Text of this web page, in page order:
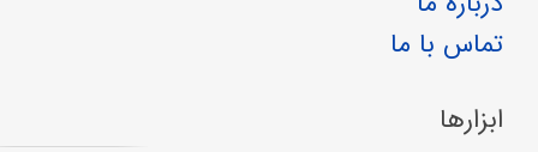
تماس با ما
ابزارها